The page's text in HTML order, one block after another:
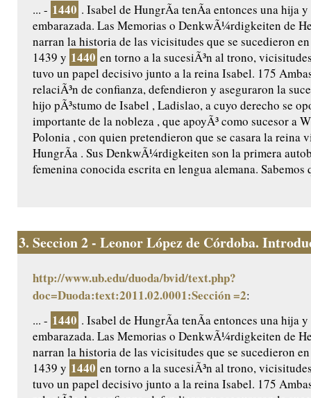
... - 1440 . Isabel de HungrÃ­a tenÃ­a entonces una hija y
embarazada. Las Memorias o DenkwÃ¼rdigkeiten de
narran la historia de las vicisitudes que se sucedieron
1439 y 1440 en torno a la sucesiÃ³n al trono,
tuvo un papel decisivo junto a la reina Isabel. 175
relaciÃ³n de confianza, defendieron y aseguraron la
hijo pÃ³stumo de Isabel , Ladislao, a cuyo derecho se
importante de la nobleza , que apoyÃ³ como sucesor a
Polonia , con quien pretendieron que se casara la reina
HungrÃ­a . Sus DenkwÃ¼rdigkeiten son la primera
femenina conocida escrita en lengua alemana. Sabemos
3. Seccion 2 - Leonor López de Córdoba.
http://www.ub.edu/duoda/bvid/text.php?
doc=Duoda:text:2011.02.0001:Sección =2:
... - 1440 . Isabel de HungrÃ­a tenÃ­a entonces una hija y
embarazada. Las Memorias o DenkwÃ¼rdigkeiten de
narran la historia de las vicisitudes que se sucedieron
1439 y 1440 en torno a la sucesiÃ³n al trono,
tuvo un papel decisivo junto a la reina Isabel. 175